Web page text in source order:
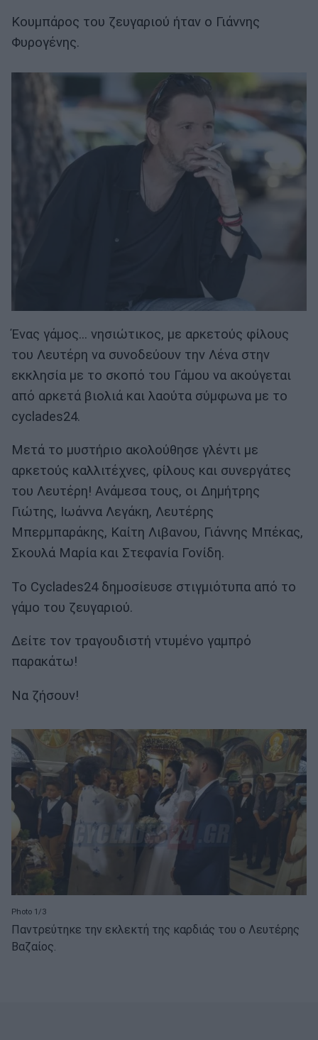
Κουμπάρος του ζευγαριού ήταν ο Γιάννης
Φυρογένης.
Ένας γάμος… νησιώτικος, με αρκετούς φίλους
του Λευτέρη να συνοδεύουν την Λένα στην
εκκλησία με το σκοπό του Γάμου να ακούγεται
από αρκετά βιολιά και λαούτα σύμφωνα με το
cyclades24.
Μετά το μυστήριο ακολούθησε γλέντι με
αρκετούς καλλιτέχνες, φίλους και συνεργάτες
του Λευτέρη! Ανάμεσα τους, οι Δημήτρης
Γιώτης, Ιωάννα Λεγάκη, Λευτέρης
Μπερμπαράκης, Καίτη Λιβανου, Γιάννης Μπέκας,
Σκουλά Μαρία και Στεφανία Γονίδη.
Το Cyclades24 δημοσίευσε στιγμιότυπα από το
γάμο του ζευγαριού.
Δείτε τον τραγουδιστή ντυμένο γαμπρό
παρακάτω!
Να ζήσουν!
Photo 1/3
Παντρεύτηκε την εκλεκτή της καρδιάς του ο Λευτέρης
Βαζαίος.